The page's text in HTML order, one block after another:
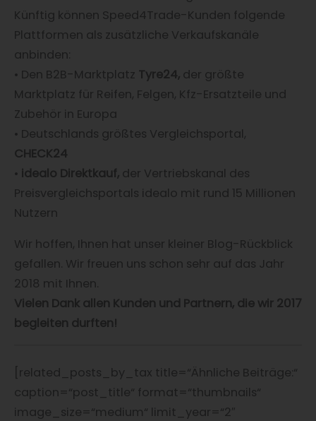
Künftig können Speed4Trade-Kunden folgende
Plattformen als zusätzliche Verkaufskanäle
anbinden:
• Den B2B-Marktplatz Tyre24, der größte
Marktplatz für Reifen, Felgen, Kfz-Ersatzteile und
Zubehör in Europa
• Deutschlands größtes Vergleichsportal,
CHECK24
• idealo Direktkauf, der Vertriebskanal des
Preisvergleichsportals idealo mit rund 15 Millionen
Nutzern
Wir hoffen, Ihnen hat unser kleiner Blog-Rückblick
gefallen. Wir freuen uns schon sehr auf das Jahr
2018 mit Ihnen.
Vielen Dank allen Kunden und Partnern, die wir 2017
begleiten durften!
[related_posts_by_tax title=“Ähnliche Beiträge:“
caption=“post_title“ format=“thumbnails“
image_size=“medium“ limit_year=“2″